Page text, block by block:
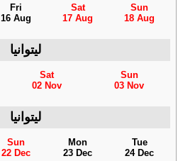
Fri
16 Aug
Sat
17 Aug
Sun
18 Aug
ليتوانيا
Sat
02 Nov
Sun
03 Nov
ليتوانيا
Sun
22 Dec
Mon
23 Dec
Tue
24 Dec